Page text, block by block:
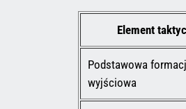
Element
Podstawowa
wyjściowa